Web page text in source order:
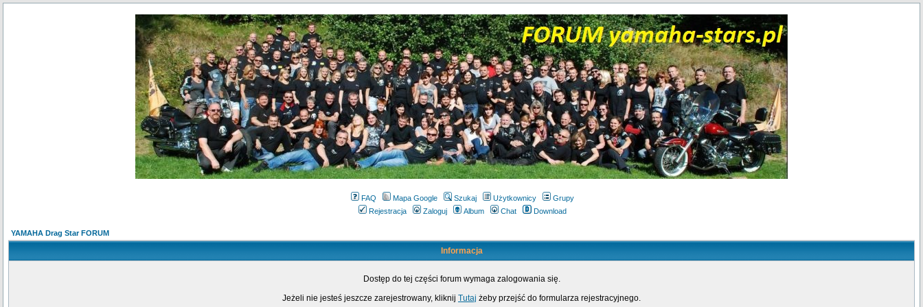
FAQ Mapa Google Szukaj Użytkownicy
Grupy
Rejestracja
Zaloguj Album Chat Download
YAMAHA Drag Star FORUM
Informacja
Dostęp do tej części forum wymaga zalogowania się.
Jeżeli nie jesteś jeszcze zarejestrowany, kliknij Tutaj żeby przejść do formularza rejestracyjnego.